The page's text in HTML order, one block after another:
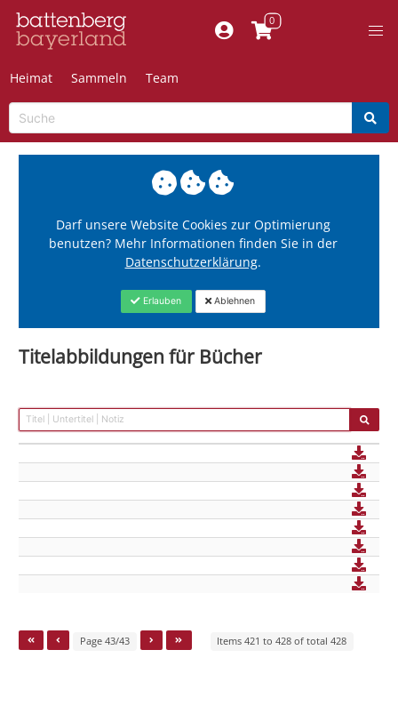
Heimat Sammeln Team
Darf unsere Website Cookies zur Optimierung
benutzen? Mehr Informationen finden Sie in der
Datenschutzerklärung.
Erlauben Ablehnen
Titelabbildungen für Bücher
Page 43/43 Items 421 to 428 of total 428